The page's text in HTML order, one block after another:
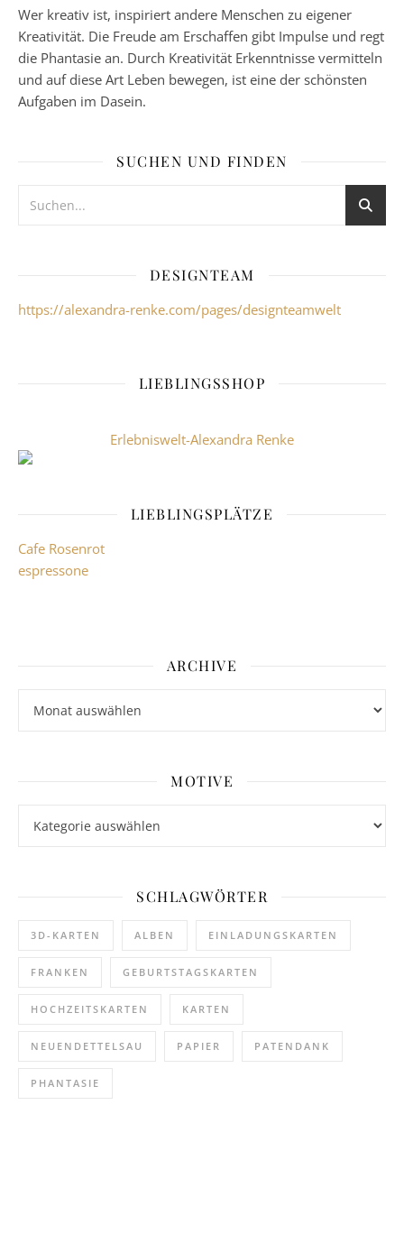
Wer kreativ ist, inspiriert andere Menschen zu eigener
Kreativität. Die Freude am Erschaffen gibt Impulse und regt
die Phantasie an. Durch Kreativität Erkenntnisse vermitteln
und auf diese Art Leben bewegen, ist eine der schönsten
Aufgaben im Dasein.
SUCHEN UND FINDEN
DESIGNTEAM
https://alexandra-renke.com/pages/designteamwelt
LIEBLINGSSHOP
Erlebniswelt-Alexandra Renke
LIEBLINGSPLÄTZE
Cafe Rosenrot
espressone
ARCHIVE
MOTIVE
SCHLAGWÖRTER
3D-KARTEN ALBEN EINLADUNGSKARTEN
FRANKEN GEBURTSTAGSKARTEN
HOCHZEITSKARTEN KARTEN
NEUENDETTELSAU PAPIER PATENDANK
PHANTASIE